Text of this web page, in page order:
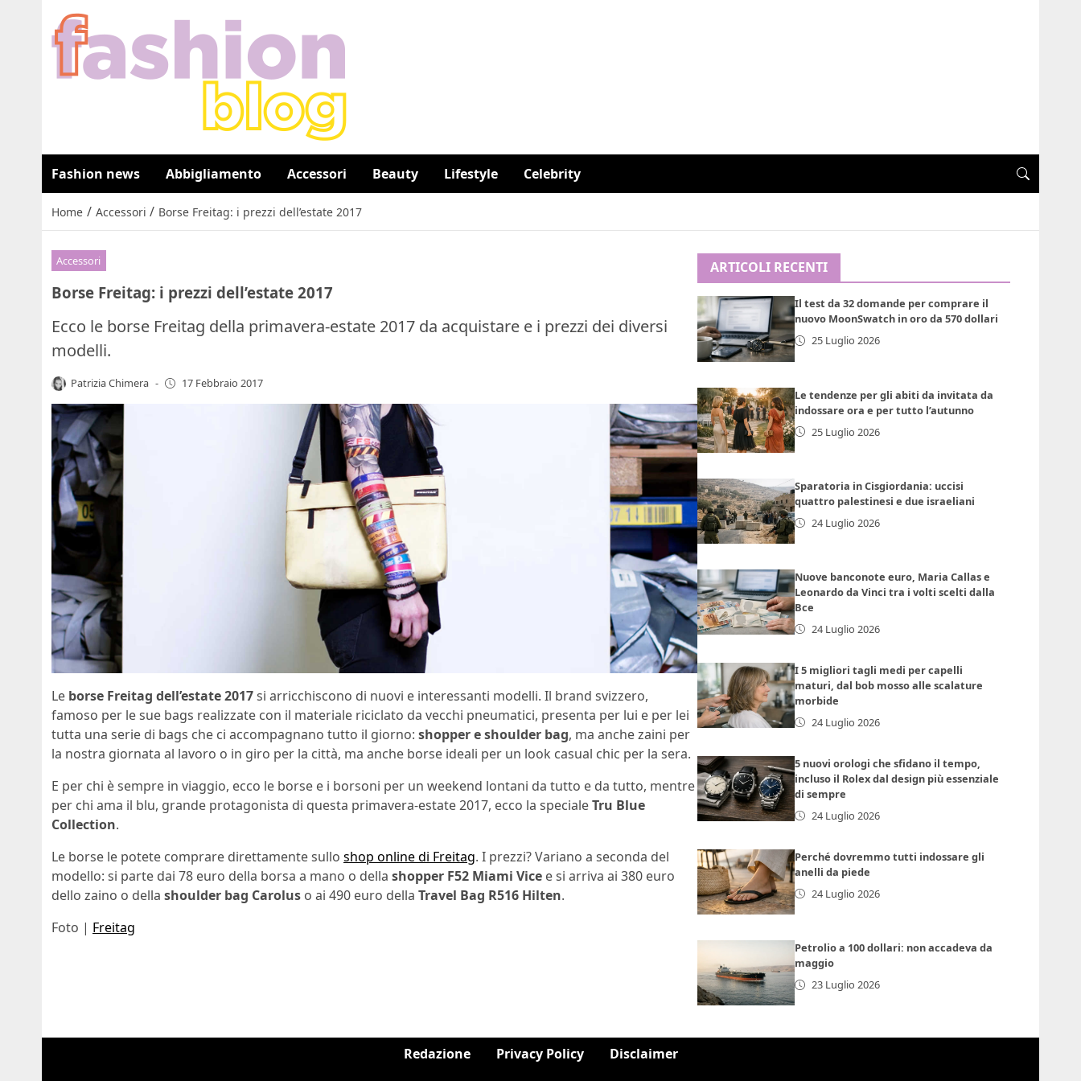
Fashion news Abbigliamento Accessori Beauty Lifestyle Celebrity
Home / Accessori / Borse Freitag: i prezzi dell’estate 2017
Accessori
Borse Freitag: i prezzi dell’estate 2017
Ecco le borse Freitag della primavera-estate 2017 da acquistare e i prezzi dei diversi
modelli.
Patrizia Chimera - 17 Febbraio 2017
Le borse Freitag dell’estate 2017si arricchiscono di nuovi e interessanti modelli. Il brand svizzero,
famoso per le sue bags realizzate con il materiale riciclato da vecchi pneumatici, presenta per lui e per lei
tutta una serie di bags che ci accompagnano tutto il giorno: shopper e shoulder bag, ma anche zaini per
la nostra giornata al lavoro o in giro per la città, ma anche borse ideali per un look casual chic per la sera.
E per chi è sempre in viaggio, ecco le borse e i borsoni per un weekend lontani da tutto e da tutto, mentre
per chi ama il blu, grande protagonista di questa primavera-estate 2017, ecco la specialeTru Blue
Collection.
Le borse le potete comprare direttamente sullo shop online di Freitag. I prezzi? Variano a seconda del
modello: si parte dai 78 euro della borsa a mano o della shopper F52 Miami Vice e si arriva ai 380 euro
dello zaino o della shoulder bag Carolus o ai 490 euro della Travel Bag R516 Hilten.
Foto | Freitag
ARTICOLI RECENTI
Il test da 32 domande per comprare il
nuovo MoonSwatch in oro da 570 dollari
25 Luglio 2026
Le tendenze per gli abiti da invitata da
indossare ora e per tutto l’autunno
25 Luglio 2026
Sparatoria in Cisgiordania: uccisi
quattro palestinesi e due israeliani
24 Luglio 2026
Nuove banconote euro, Maria Callas e
Leonardo da Vinci tra i volti scelti dalla
Bce
24 Luglio 2026
I 5 migliori tagli medi per capelli
maturi, dal bob mosso alle scalature
morbide
24 Luglio 2026
5 nuovi orologi che sfidano il tempo,
incluso il Rolex dal design più essenziale
di sempre
24 Luglio 2026
Perché dovremmo tutti indossare gli
anelli da piede
24 Luglio 2026
Petrolio a 100 dollari: non accadeva da
maggio
23 Luglio 2026
Redazione Privacy Policy Disclaimer